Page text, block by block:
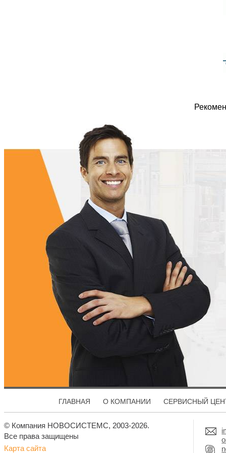
ГЛАВНАЯ О КОМПАНИИ СЕРВИСНЫЙ
© Компания НОВОСИСТЕМС, 2003-2026.
Все права защищены
Карта сайта